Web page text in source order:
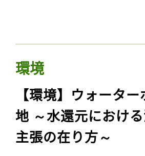
環境
【環境】ウォータ
地 ～水還元におけ
主張の在り方～